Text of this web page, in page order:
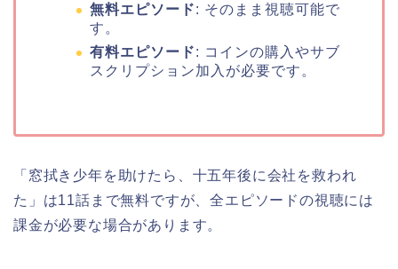
無料エピソード: そのまま視聴可能で
す。
有料エピソード: コインの購入やサブ
スクリプション加入が必要です。
「窓拭き少年を助けたら、十五年後に会社を救われ
た」は11話まで無料ですが、全エピソードの視聴には
課金が必要な場合があります。